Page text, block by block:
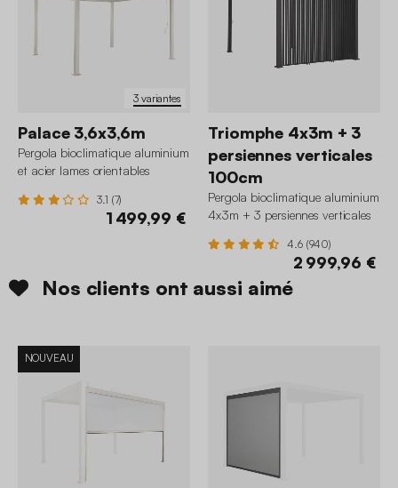
3 variantes
Palace 3,6x3,6m
Pergola bioclimatique aluminium
et acier lames orientables
3.1 (7)
1 499,99 €
Triomphe 4x3m + 3
persiennes verticales
100cm
Pergola bioclimatique aluminium
4x3m + 3 persiennes verticales
4.6 (940)
2 999,96 €
Nos clients ont aussi aimé
NOUVEAU